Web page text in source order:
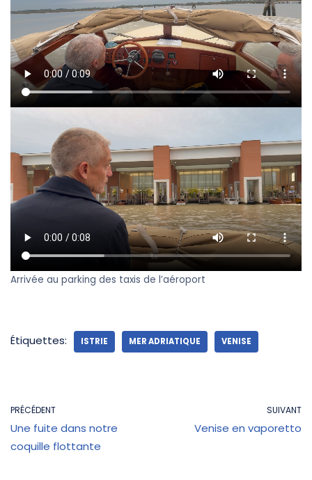
Arrivée au parking des taxis de l’aéroport
Étiquettes: ISTRIE MER ADRIATIQUE VENISE
PRÉCÉDENT
Une fuite dans notre
coquille flottante
SUIVANT
Venise en vaporetto